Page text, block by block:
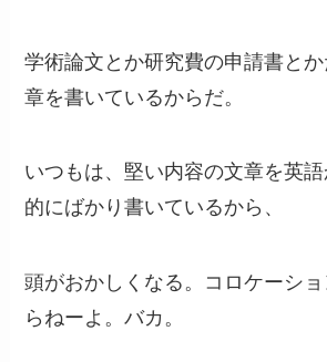
学術論文とか研究費の申請書と
章を書いているからだ。
いつもは、堅い内容の文章を英
的にばかり書いているから、
頭がおかしくなる。コロケーシ
らねーよ。バカ。